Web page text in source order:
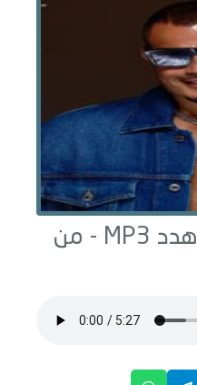
هدد
MP3 - من